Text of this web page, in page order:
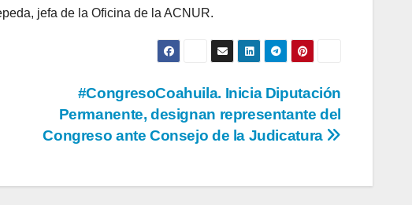
jefa de la Oficina de la ACNUR.
#CongresoCoahuila. Inicia Diputación
Permanente, designan representante del
Congreso ante Consejo de la Judicatura